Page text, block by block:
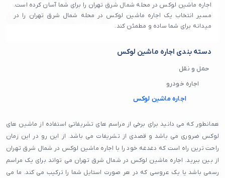
اجاره ماشین لوکس در محله شمال شرق تهران را برای شما آسان کرده است.
مسیر انتخاب یک اجاره ماشین لوکس در محله شمال شرق تهران را در
میدانه برای شما ساده و مطمئن کند.
دسته بندی اجاره ماشین لوکس
حمل و نقل
اجاره خودرو
اجاره ماشین لوکس
همانطور که می دانید برای برخی از مراسم های تشریفاتی استفاده از ماشین های
لوکس ضروری می باشد و قصدی از تشریفات می باشد. از این رو در این زمان
راحت ترین راه است که دغدغه خود را با اجاره ماشین لوکس در شمال شرق تهران
از بین ببرید. اجاره ماشین لوکس در شمال شرق تهران می تواند برای یک مراسم
رسمی باشد یا یک عروسی که در هر صورت استایل شما را ترکیب می کند. ما می